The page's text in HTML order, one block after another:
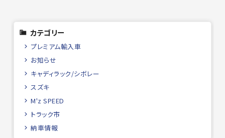
カテゴリー
プレミアム輸入車
お知らせ
キャディラック/シボレー
スズキ
M'z SPEED
トラック市
納車情報